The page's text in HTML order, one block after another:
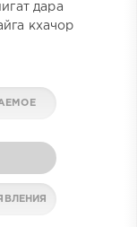
дара
кхачор